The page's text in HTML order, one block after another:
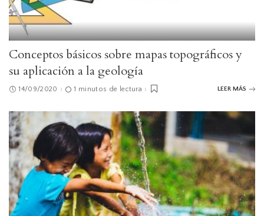
Conceptos básicos sobre mapas topográficos y
su aplicación a la geología
14/09/2020 1 minutos de lectura LEER MÁS